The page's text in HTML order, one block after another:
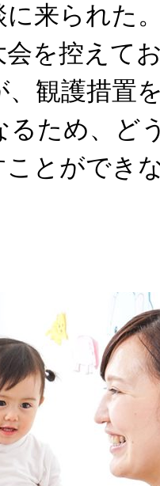
来られた
を控えて
観護措置
るため、ど
とができ